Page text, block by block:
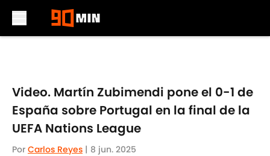
Video. Martín Zubimendi pone el 0-1 de
España sobre Portugal en la final de la
UEFA Nations League
Por Carlos Reyes | 8 jun. 2025